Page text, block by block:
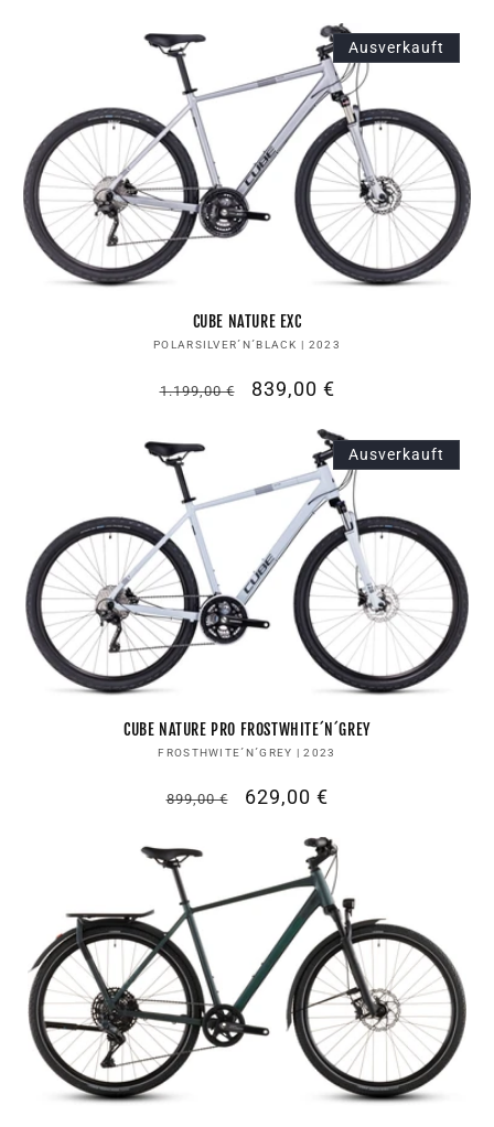
Ausverkauft
CUBE NATURE EXC
Anbieter:
POLARSILVER´N´BLACK | 2023
Normaler
1.199,00 € Verkaufspreis
839,00 €
Ausverkauft
CUBE NATURE PRO FROSTWHITE´N´GREY
Anbieter:
FROSTHWITE´N´GREY | 2023
Normaler
899,00 € Verkaufspreis
629,00 €